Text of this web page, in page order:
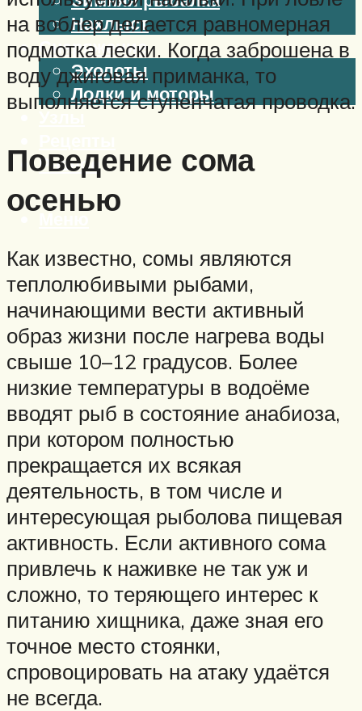
Нахлыст
Снаряжение
Эхолоты
Лодки и моторы
Узлы
Разное
Меню
на воблер делается равномерная
подмотка лески. Когда заброшена в
воду джиговая приманка, то
выполняется ступенчатая проводка.
Поведение сома
осенью
Как известно, сомы являются
теплолюбивыми рыбами,
начинающими вести активный
образ жизни после нагрева воды
свыше 10–12 градусов. Более
низкие температуры в водоёме
вводят рыб в состояние анабиоза,
при котором полностью
прекращается их всякая
деятельность, в том числе и
интересующая рыболова пищевая
активность. Если активного сома
привлечь к наживке не так уж и
сложно, то теряющего интерес к
питанию хищника, даже зная его
точное место стоянки,
спровоцировать на атаку удаётся
не всегда.